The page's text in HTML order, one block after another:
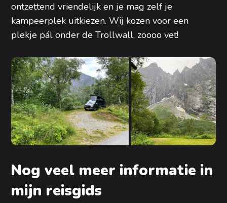
ontzettend vriendelijk en je mag zelf je
kampeerplek uitkiezen. Wij kozen voor een
plekje pál onder de Trollwall, zoooo vet!
Nog veel meer informatie in
mijn reisgids